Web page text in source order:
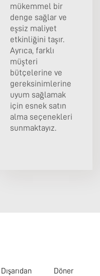
mükemmel bir
denge sağlar ve
eşsiz maliyet
etkinliğini taşır.
Ayrıca, farklı
müşteri
bütçelerine ve
gereksinimlerine
uyum sağlamak
için esnek satın
alma seçenekleri
sunmaktayız.
Dışarıdan
Döner